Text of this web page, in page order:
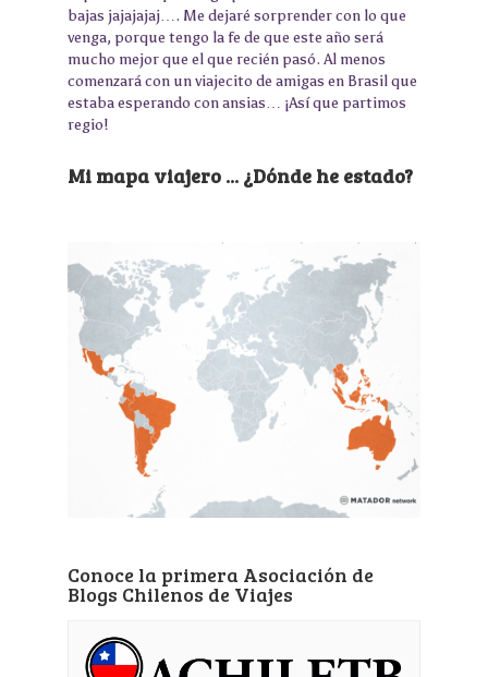
bajas jajajajaj…. Me dejaré sorprender con lo que
venga, porque tengo la fe de que este año será
mucho mejor que el que recién pasó. Al menos
comenzará con un viajecito de amigas en Brasil que
estaba esperando con ansias… ¡Así que partimos
regio!
Mi mapa viajero ... ¿Dónde he estado?
Conoce la primera Asociación de
Blogs Chilenos de Viajes